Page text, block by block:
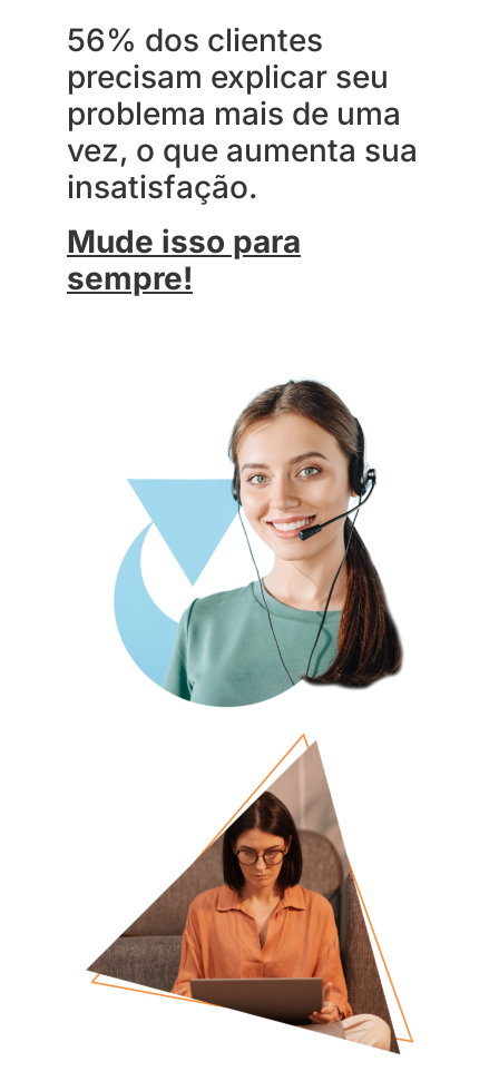
56% dos clientes
precisam explicar seu
problema mais de uma
vez, o que aumenta sua
insatisfação.
Mude isso para
sempre!